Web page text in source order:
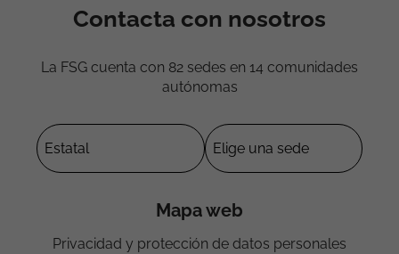
Contacta con nosotros
La FSG cuenta con 82 sedes en 14 comunidades
autónomas
Mapa web
Privacidad y protección de datos personales